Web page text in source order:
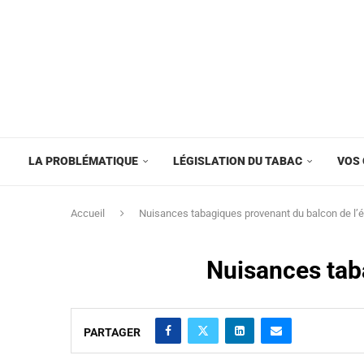
LA PROBLÉMATIQUE LÉGISLATION DU TABAC VOS
Accueil Nuisances tabagiques provenant du balcon de
Nuisances
PARTAGER